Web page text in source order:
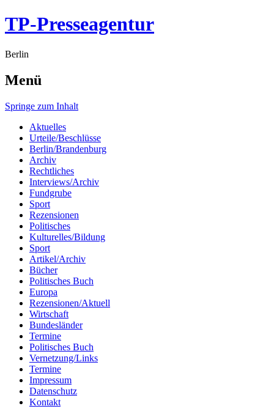
TP-Presseagentur
Berlin
Menü
Springe zum Inhalt
Aktuelles
Urteile/Beschlüsse
Berlin/Brandenburg
Archiv
Rechtliches
Interviews/Archiv
Fundgrube
Sport
Rezensionen
Politisches
Kulturelles/Bildung
Sport
Artikel/Archiv
Bücher
Politisches Buch
Europa
Rezensionen/Aktuell
Wirtschaft
Bundesländer
Termine
Politisches Buch
Vernetzung/Links
Termine
Impressum
Datenschutz
Kontakt